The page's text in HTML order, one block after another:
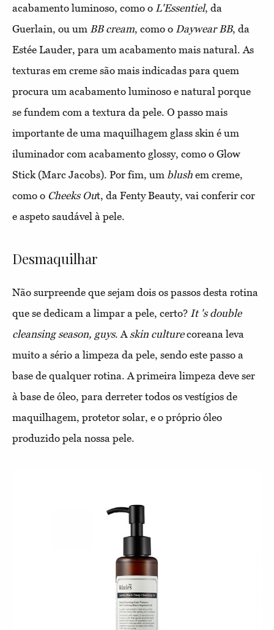
acabamento luminoso, como o L'Essentiel, da
Guerlain, ou um BB cream, como o Daywear BB, da
Estée Lauder, para um acabamento mais natural. As
texturas em creme são mais indicadas para quem
procura um acabamento luminoso e natural porque
se fundem com a textura da pele. O passo mais
importante de uma maquilhagem glass skin é um
iluminador com acabamento glossy, como o Glow
Stick (Marc Jacobs). Por fim, um blush em creme,
como o Cheeks Out, da Fenty Beauty, vai conferir cor
e aspeto saudável à pele.
Desmaquilhar
Não surpreende que sejam dois os passos desta rotina
que se dedicam a limpar a pele, certo? It 's double
cleansing season, guys. Askin culturecoreana leva
muito a sério a limpeza da pele, sendo este passo a
base de qualquer rotina. A primeira limpeza deve ser
à base de óleo, para derreter todos os vestígios de
maquilhagem, protetor solar, e o próprio óleo
produzido pela nossa pele.